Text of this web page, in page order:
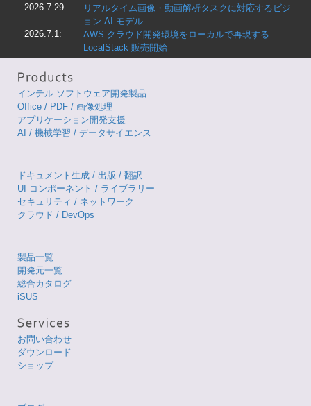
2026.7.29:
リアルタイム画像・動画解析タスクに対応するビジ
ョン AI モデル
2026.7.1:
AWS クラウド開発環境をローカルで再現する
LocalStack 販売開始
インテル ソフトウェア開発製品
Office / PDF / 画像処理
アプリケーション開発支援
AI / 機械学習 / データサイエンス
ドキュメント生成 / 出版 / 翻訳
UI コンポーネント / ライブラリー
セキュリティ / ネットワーク
クラウド / DevOps
製品一覧
開発元一覧
総合カタログ
iSUS
お問い合わせ
ダウンロード
ショップ